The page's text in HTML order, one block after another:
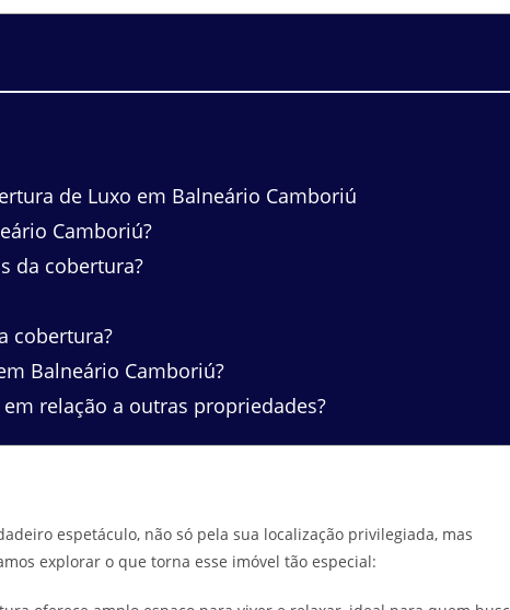
de Luxo em Balneário Camboriú
Camboriú?
da cobertura?
cobertura?
Balneário Camboriú?
relação a outras propriedades?
espetáculo, não só pela sua localização privilegiada, mas
explorar o que torna esse imóvel tão especial: